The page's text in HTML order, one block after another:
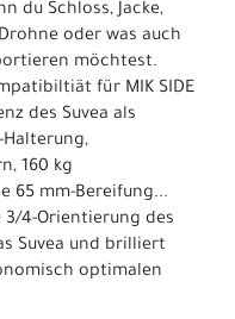
du Schloss, Jacke,
oder was auch
möchtest.
für MIK SIDE
des Suvea als
160 kg
65 mm-Bereifung...
4-Orientierung des
Suvea und brilliert
optimalen